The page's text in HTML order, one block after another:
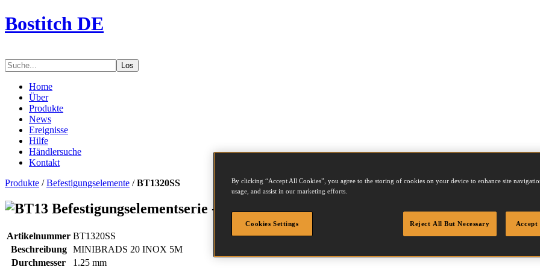
Bostitch DE
Los
Home
Über
Produkte
News
Ereignisse
Hilfe
Händlersuche
Kontakt
Produkte /Befestigungselemente /BT1320SS
Befestigungselementserie - BT1320SS
Artikelnummer BT1320SS
Beschreibung
MINIBRADS 20 INOX 5M
Durchmesser
1.25 mm
By clicking “Accept All Cookies”, you agree to the storing of cookies on your device to enhance site
usage, and assist in our marketing efforts.
Cookies Settings Reject All But Necessary Accept